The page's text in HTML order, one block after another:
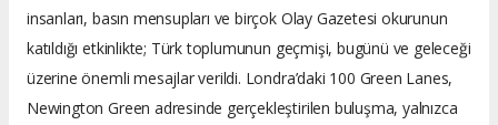
insanları, basın mensupları ve birçok Olay Gazetesi okurunun
katıldığı etkinlikte; Türk toplumunun geçmişi, bugünü ve geleceği
üzerine önemli mesajlar verildi. Londra’daki 100 Green Lanes,
Newington Green adresinde gerçekleştirilen buluşma, yalnızca